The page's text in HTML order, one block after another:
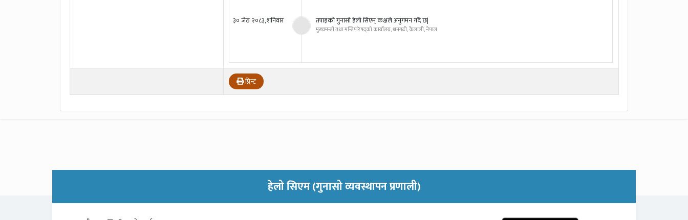
३० जेठ २०८३, शनिवार तपाइको गुनासो हेलो सिएम् कक्षले अनुगमन गर्दै छ|
मुख्यमन्त्री तथा मन्त्रिपरिषद्को कार्यालय, धनगढी, कैलाली, नेपाल
प्रिन्ट
हेलो सिएम (गुनासो व्यवस्थापन प्रणाली)